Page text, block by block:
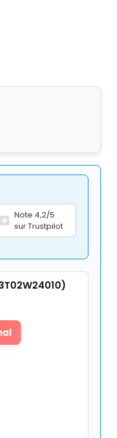
Note 4,2/5
sur Trustpilot